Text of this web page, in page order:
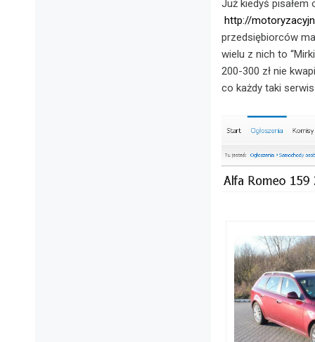
Już kiedyś
http://
przedsiębiorców
wielu z nich to
200-300 zł nie
co każdy taki